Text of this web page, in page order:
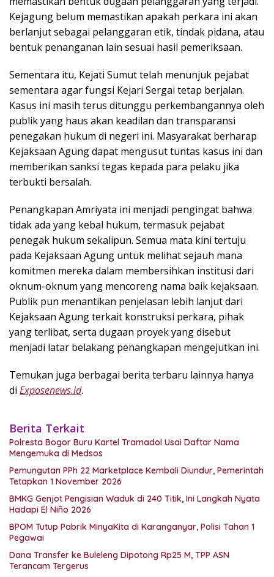
Kejagung belum memastikan apakah perkara ini akan
berlanjut sebagai pelanggaran etik, tindak pidana, atau
bentuk penanganan lain sesuai hasil pemeriksaan.
Sementara itu, Kejati Sumut telah menunjuk pejabat
sementara agar fungsi Kejari Sergai tetap berjalan.
Kasus ini masih terus ditunggu perkembangannya oleh
publik yang haus akan keadilan dan transparansi
penegakan hukum di negeri ini. Masyarakat berharap
Kejaksaan Agung dapat mengusut tuntas kasus ini dan
memberikan sanksi tegas kepada para pelaku jika
terbukti bersalah.
Penangkapan Amriyata ini menjadi pengingat bahwa
tidak ada yang kebal hukum, termasuk pejabat
penegak hukum sekalipun. Semua mata kini tertuju
pada Kejaksaan Agung untuk melihat sejauh mana
komitmen mereka dalam membersihkan institusi dari
oknum-oknum yang mencoreng nama baik kejaksaan.
Publik pun menantikan penjelasan lebih lanjut dari
Kejaksaan Agung terkait konstruksi perkara, pihak
yang terlibat, serta dugaan proyek yang disebut
menjadi latar belakang penangkapan mengejutkan ini.
Temukan juga berbagai berita terbaru lainnya hanya
di Exposenews.id.
Berita Terkait
Polresta Bogor Buru Kartel Tramadol Usai Daftar Nama
Mengemuka di Medsos
Pemungutan PPh 22 Marketplace Kembali Diundur, Pemerintah
Tetapkan 1 November 2026
BMKG Genjot Pengisian Waduk di 240 Titik, Ini Langkah Nyata
Hadapi El Niño 2026
BPOM Tutup Pabrik MinyaKita di Karanganyar, Polisi Tahan 1
Pegawai
Dana Transfer ke Buleleng Dipotong Rp25 M, TPP ASN
Terancam Tergerus